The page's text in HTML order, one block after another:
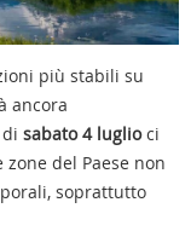
più stabili su
ancora
sabato 4 luglioci
del Paese non
soprattutto